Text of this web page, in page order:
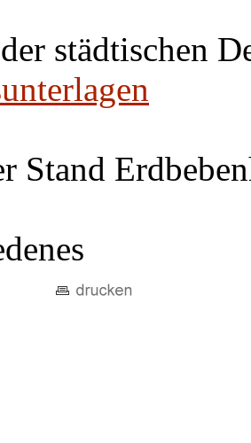
städtischen
Stand